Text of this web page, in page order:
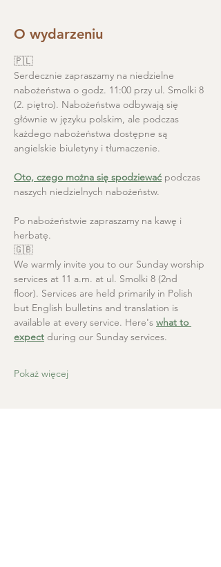
O wydarzeniu
🇵🇱
Serdecznie zapraszamy na niedzielne
nabożeństwa o godz. 11:00 przy ul. Smolki 8
(2. piętro). Nabożeństwa odbywają się
głównie w języku polskim, ale podczas
każdego nabożeństwa dostępne są
angielskie biuletyny i tłumaczenie.
Oto, czego można się spodziewać podczas
naszych niedzielnych nabożeństw.
Po nabożeństwie zapraszamy na kawę i
herbatę.
🇬🇧
We warmly invite you to our Sunday worship
services at 11 a.m. at ul. Smolki 8 (2nd
floor). Services are held primarily in Polish
but English bulletins and translation is
available at every service. Here's what to
expect during our Sunday services.
Pokaż więcej